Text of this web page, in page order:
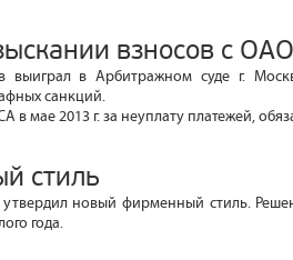
взносов с
выиграл в Арбитражном суде г.
санкций.
мае 2013 г. за неуплату платежей,
стиль
новый фирменный стиль.
года.